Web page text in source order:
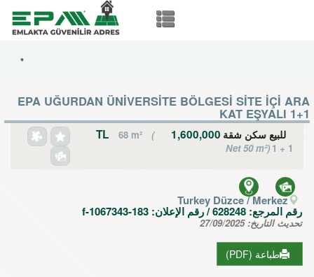
*
EPA UĞURDAN ÜNİVERSİTE BÖLGESİ SİTE İÇİ ARA
KAT EŞYALI 1+1
للبيع سكن شقة 1,600,000 TL
68 m²
(
Net 50 m²) 1 + 1
Turkey Düzce / Merkez
رقم المرجع: 628248/ رقم الإعلان: f-1067343-183
تحديث التاريخ:27/09/2025
طباعة (PDF)